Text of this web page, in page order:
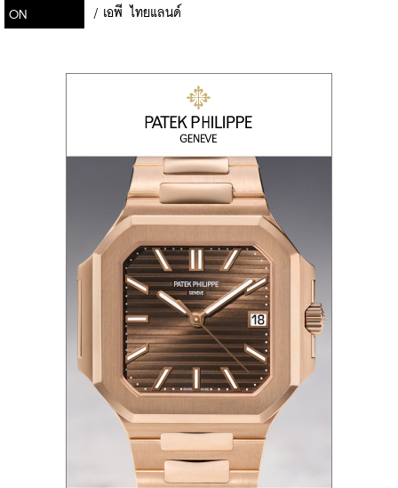
ON
/ เอพี ไทยแลนด์